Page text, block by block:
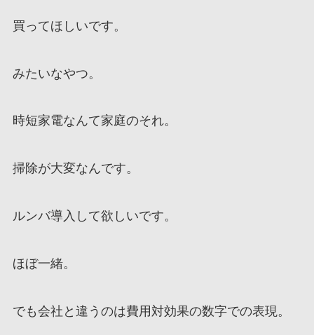
買ってほしいです。
みたいなやつ。
時短家電なんて家庭のそれ。
掃除が大変なんです。
ルンバ導入して欲しいです。
ほぼ一緒。
でも会社と違うのは費用対効果の数字での表現。